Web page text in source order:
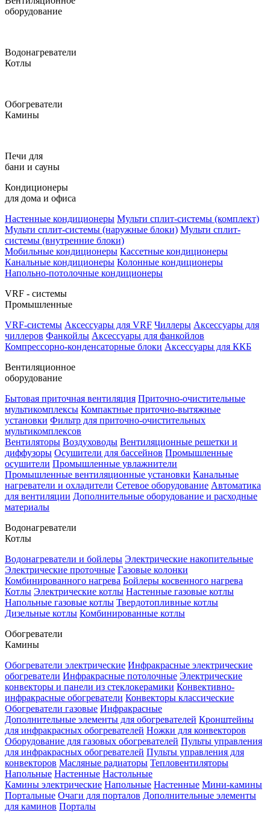
оборудование
Водонагреватели
Котлы
Обогреватели
Камины
Печи для
бани и сауны
Кондиционеры
для дома и офиса
Настенные кондиционеры Мульти сплит-системы (комплект)
Мульти сплит-системы (наружные блоки) Мульти сплит-
системы (внутренние блоки)
Мобильные кондиционеры Кассетные кондиционеры
Канальные кондиционеры Колонные кондиционеры
Напольно-потолочные кондиционеры
VRF - системы
Промышленные
VRF-системы Аксессуары для VRF Чиллеры Аксессуары для
чиллеров Фанкойлы Аксессуары для фанкойлов
Компрессорно-конденсаторные блоки Аксессуары для ККБ
Вентиляционное
оборудование
Бытовая приточная вентиляция Приточно-очистительные
мультикомплексы Компактные приточно-вытяжные
установки Фильтр для приточно-очистительных
мультикомплексов
Вентиляторы Воздуховоды Вентиляционные решетки и
диффузоры Осушители для бассейнов Промышленные
осушители Промышленные увлажнители
Промышленные вентиляционные установки Канальные
нагреватели и охладители Сетевое оборудование Автоматика
для вентиляции Дополнительные оборудование и расходные
материалы
Водонагреватели
Котлы
Водонагреватели и бойлеры Электрические накопительные
Электрические проточные Газовые колонки
Комбинированного нагрева Бойлеры косвенного нагрева
Котлы Электрические котлы Настенные газовые котлы
Напольные газовые котлы Твердотопливные котлы
Дизельные котлы Комбинированные котлы
Обогреватели
Камины
Обогреватели электрические Инфракрасные электрические
обогреватели Инфракрасные потолочные Электрические
конвекторы и панели из стеклокерамики Конвективно-
инфракрасные обогреватели Конвекторы классические
Обогреватели газовые Инфракрасные
Дополнительные элементы для обогревателей Кронштейны
для инфракрасных обогревателей Ножки для конвекторов
Оборудование для газовых обогревателей Пульты управления
для инфракрасных обогревателей Пульты управления для
конвекторов Масляные радиаторы Тепловентиляторы
Напольные Настенные Настольные
Камины электрические Напольные Настенные Мини-камины
Портальные Очаги для порталов Дополнительные элементы
для каминов Порталы